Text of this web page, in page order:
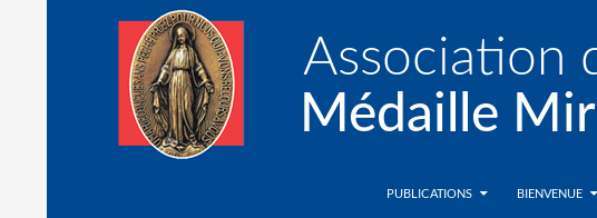
Association de la Médaille MiraculeusePUBLICATIONS
BIENVENUE